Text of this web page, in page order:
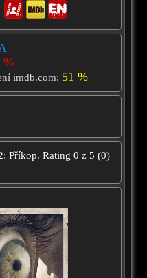
%
imdb.com: 51 %
Příkop. Rating 0 z 5 (0)